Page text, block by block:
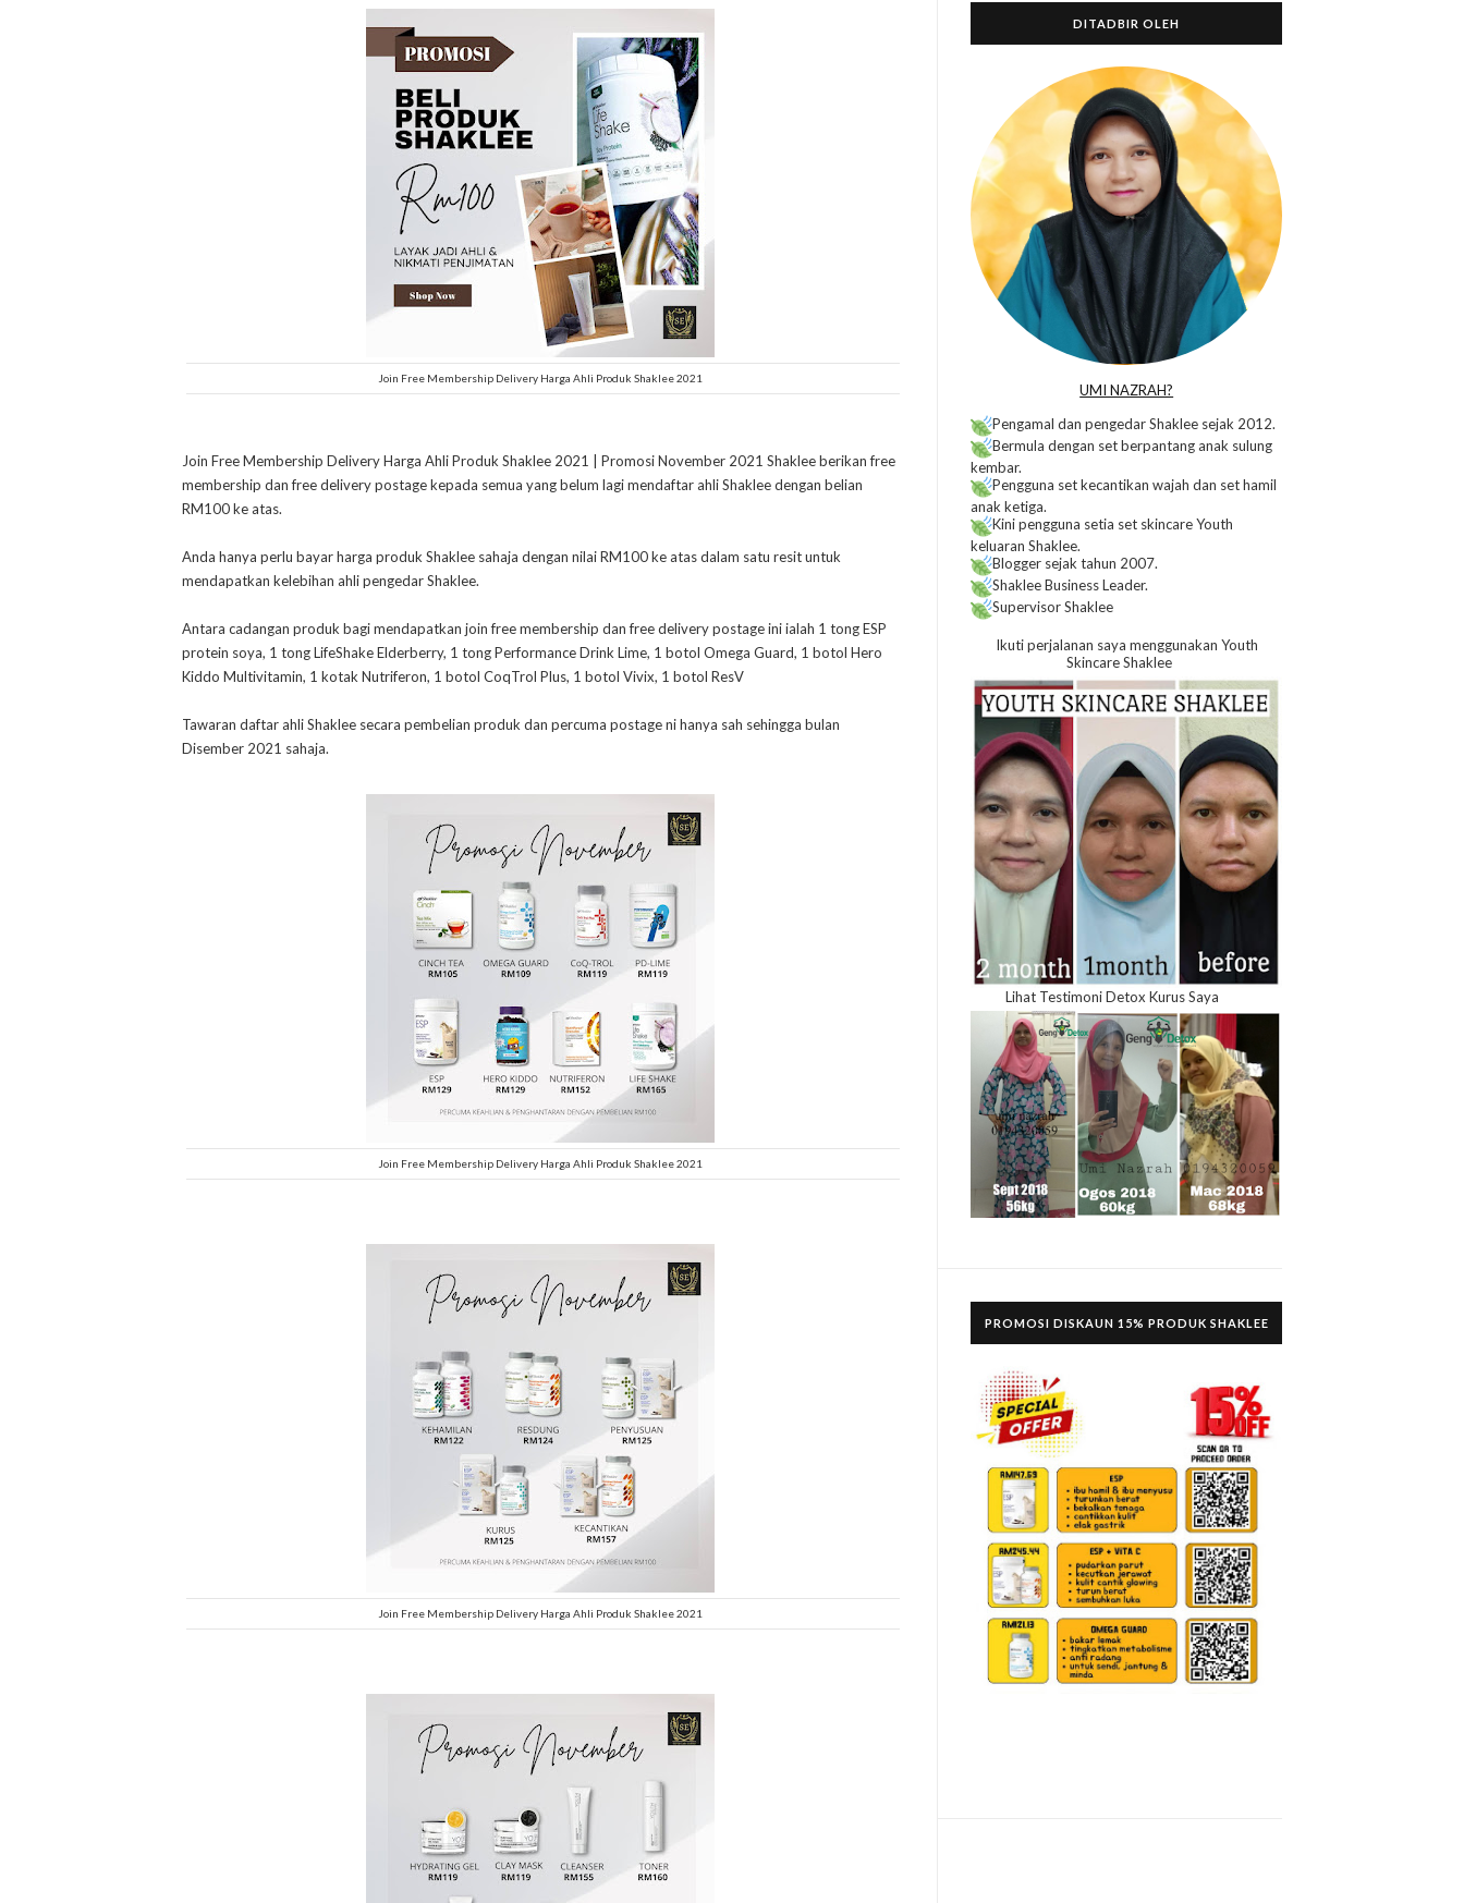
Join Free Membership Delivery Harga Ahli Produk Shaklee 2021
Join Free Membership Delivery Harga Ahli Produk Shaklee 2021 | Promosi November 2021 Shaklee berikan free
membership dan free delivery postage kepada semua yang belum lagi mendaftar ahli Shaklee dengan belian
RM100 ke atas.
Anda hanya perlu bayar harga produk Shaklee sahaja dengan nilai RM100 ke atas dalam satu resit untuk
mendapatkan kelebihan ahli pengedar Shaklee.
Antara cadangan produk bagi mendapatkan join free membership dan free delivery postage ini ialah 1 tong ESP
protein soya, 1 tong LifeShake Elderberry, 1 tong Performance Drink Lime, 1 botol Omega Guard, 1 botol Hero
Kiddo Multivitamin, 1 kotak Nutriferon, 1 botol CoqTrol Plus, 1 botol Vivix, 1 botol ResV
Tawaran daftar ahli Shaklee secara pembelian produk dan percuma postage ni hanya sah sehingga bulan
Disember 2021 sahaja.
Join Free Membership Delivery Harga Ahli Produk Shaklee 2021
Join Free Membership Delivery Harga Ahli Produk Shaklee 2021
r
DITADBIR OLEH
UMI NAZRAH?
Pengamal dan pengedar Shaklee sejak 2012.
Bermula dengan set berpantang anak sulung
kembar.
Pengguna set kecantikan wajah dan set hamil
anak ketiga.
Kini pengguna setia set skincare Youth
keluaran Shaklee.
Blogger sejak tahun 2007.
Shaklee Business Leader.
Supervisor Shaklee
Ikuti perjalanan saya menggunakan Youth
Skincare Shaklee
Lihat Testimoni Detox Kurus Saya
PROMOSI DISKAUN 15% PRODUK SHAKLEE